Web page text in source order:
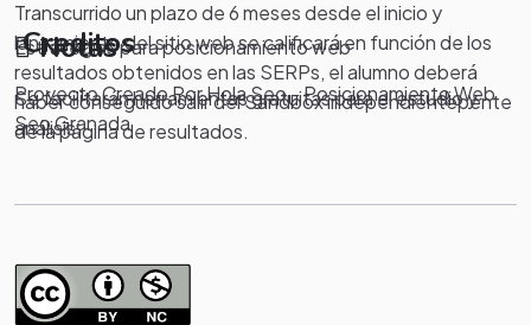
Estrategias para posicionamiento web
Transcurrido un plazo de 6 meses desde el inicio y
lanzamiento del sitio web se calificará en función de los
resultados obtenidos en las SERPs, el alumno deberá
haber conseguido salir del Sandbox independientepente
de la página de resultados.
Notas
Se facilitarán herramientas gratuitas para el estudio y
análisis.
Creditos
Proyecto Creado Por Hola Seo - Posicionamiento Web
Seo Granada